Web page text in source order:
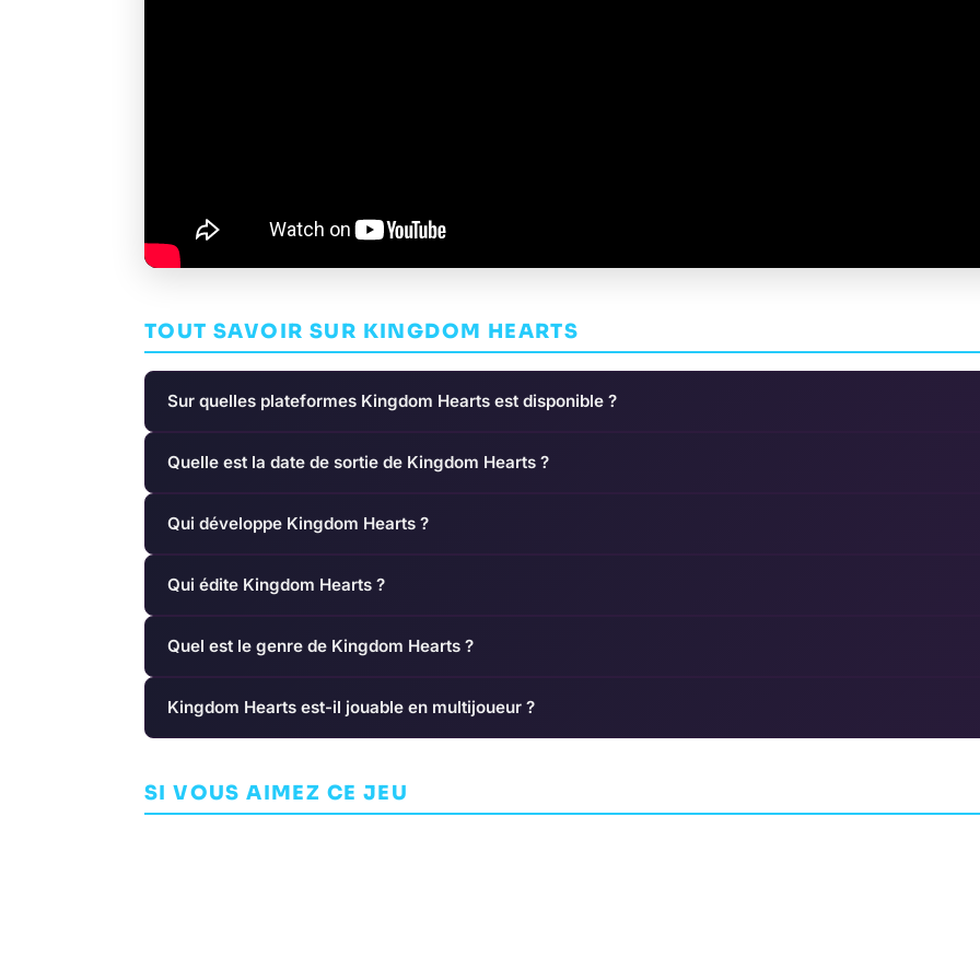
TOUT SAVOIR SUR KINGDOM HEARTS
Sur quelles plateformes Kingdom Hearts est disponible ?
Quelle est la date de sortie de Kingdom Hearts ?
Qui développe Kingdom Hearts ?
Qui édite Kingdom Hearts ?
Quel est le genre de Kingdom Hearts ?
Kingdom Hearts est-il jouable en multijoueur ?
SI VOUS AIMEZ CE JEU
Fade to Silence
Final Fantasy XIV: